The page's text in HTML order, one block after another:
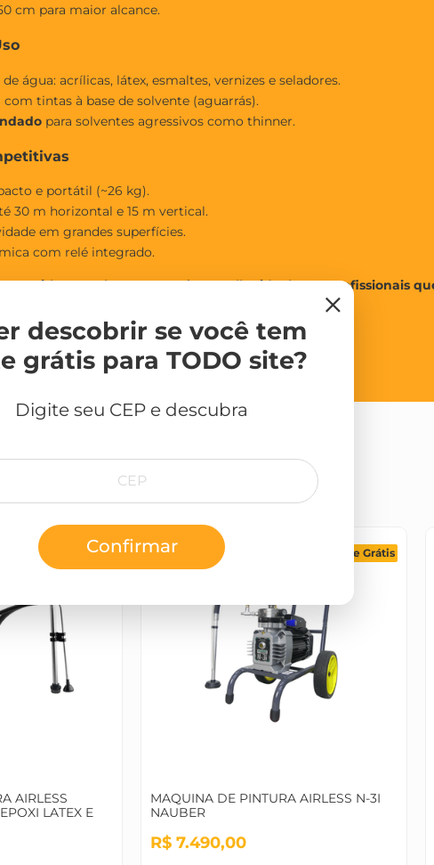
×
descobrir se você tem
grátis para TODO site?
Digite seu CEP e descubra
Confirmar
cm para maior alcance.
água: acrílicas, látex, esmaltes, vernizes e seladores.
com tintas à base de solvente (aguarrás).
para solventes agressivos como thinner.
e portátil (~26 kg).
30 m horizontal e 15 m vertical.
em grandes superfícies.
com relé integrado.
Airless Nauber NBR-N2 é a escolha ideal para profissionais
acabamento superior.
mais eficiência e qualidade para os seus projetos!
Frete Grátis
AIRLESS
LATEX E
Frete Grátis
MAQUINA DE PINTURA AIRLESS N-3I
NAUBER
R$ 7.490,00